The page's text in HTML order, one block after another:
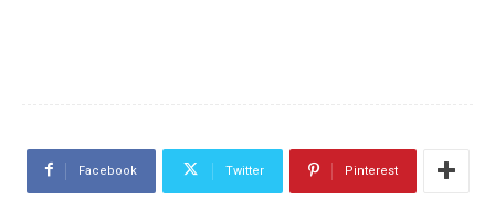
Facebook Twitter Pinterest